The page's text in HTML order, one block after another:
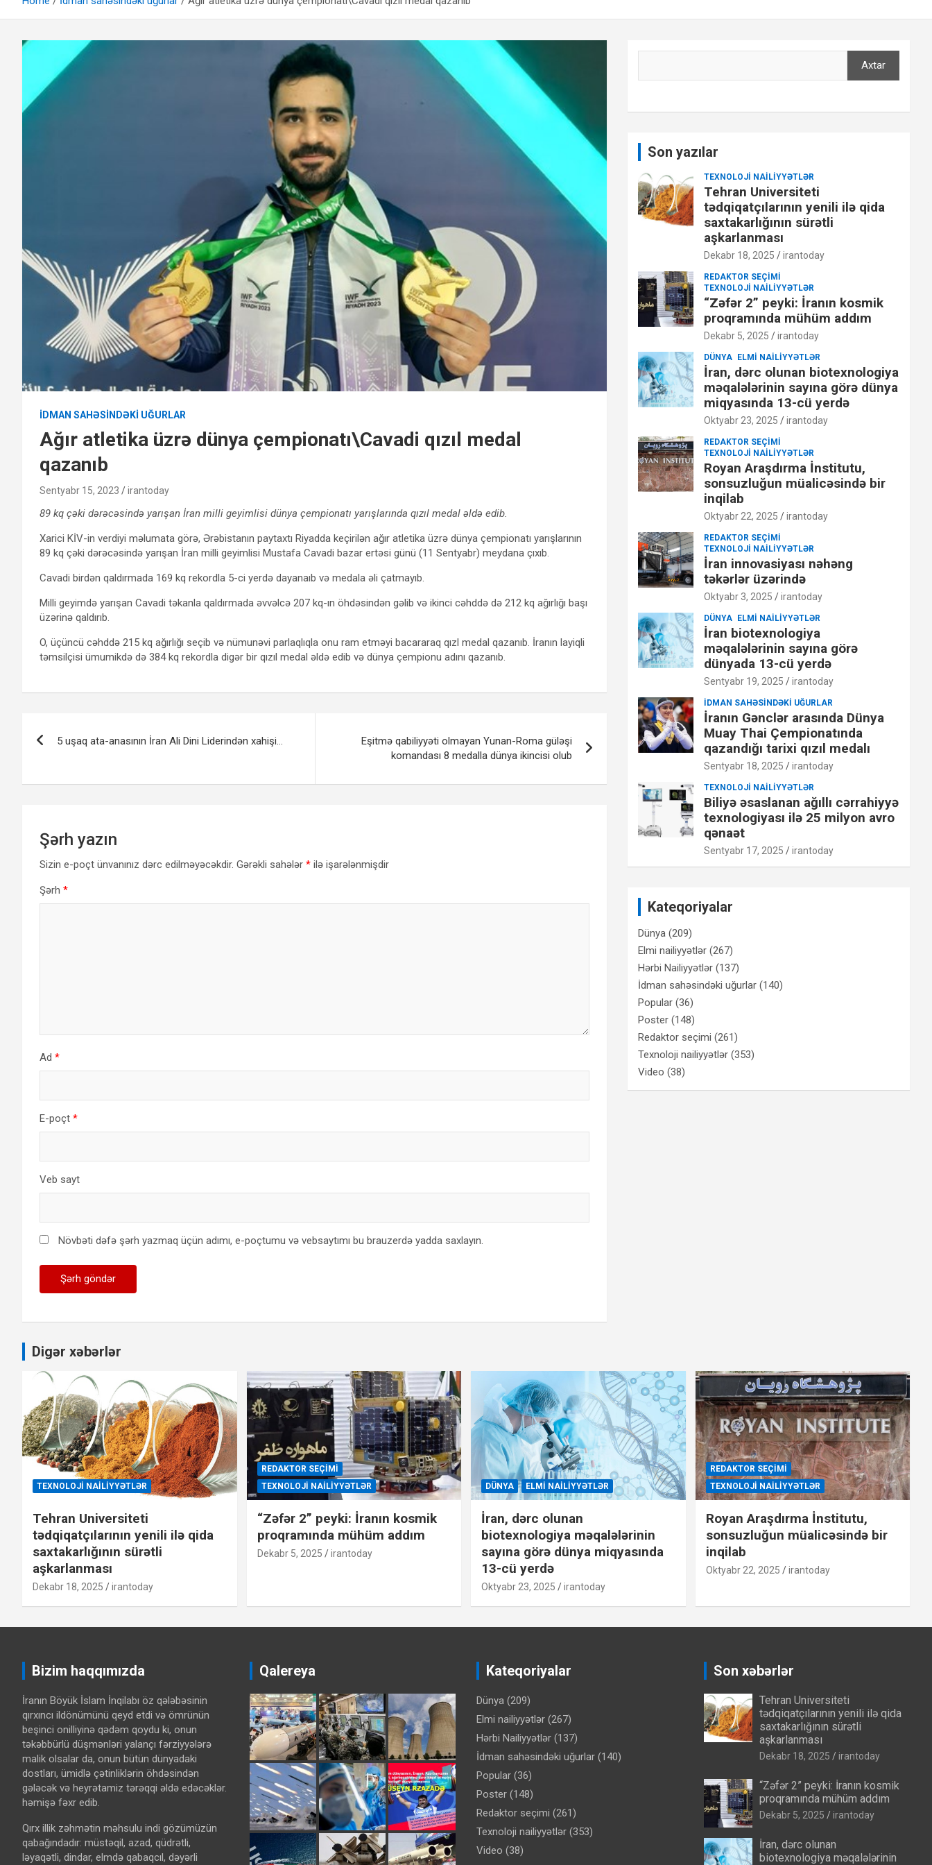
İDMAN SAHƏSINDƏKI UĞURLAR
Ağır atletika üzrə dünya çempionatı\Cavadi qızıl medal
qazanıb
Sentyabr 15, 2023 irantoday
89 kq çəki dərəcəsində yarışan İran milli geyimlisi dünya çempionatı yarışlarında qızıl medal əldə edib.
Xarici KİV-in verdiyi məlumata görə, Ərəbistanın paytaxtı Riyadda keçirilən ağır atletika üzrə dünya çempionatı yarışlarının
89 kq çəki dərəcəsində yarışan İran milli geyimlisi Mustafa Cavadi bazar ertəsi günü (11 Sentyabr) meydana çıxıb.
Cavadi birdən qaldırmada 169 kq rekordla 5-ci yerdə dayanaıb və medala əli çatmayıb.
Milli geyimdə yarışan Cavadi təkanla qaldırmada əvvəlcə 207 kq-ın öhdəsindən gəlib və ikinci cəhddə də 212 kq ağırlığı başı
üzərinə qaldırıb.
O, üçüncü cəhddə 215 kq ağırlığı seçib və nümunəvi parlaqlıqla onu ram etməyi bacararaq qızl medal qazanıb. İranın layiqli
təmsilçisi ümumikdə də 384 kq rekordla digər bir qızıl medal əldə edib və dünya çempionu adını qazanıb.
naviqasiyası
5 uşaq ata-anasının İran Ali Dini Liderindən xahişi…
Eşitmə qabiliyyəti olmayan Yunan-Roma güləşi
komandası 8 medalla dünya ikincisi olub
Şərh yazın
Sizin e-poçt ünvanınız dərc edilməyəcəkdir. Gərəkli sahələr * ilə işarələnmişdir
Şərh *
Ad *
E-poçt *
Veb sayt
Növbəti dəfə şərh yazmaq üçün adımı, e-poçtumu və vebsaytımı bu brauzerdə yadda saxlayın.
Axtar
Son yazılar
TEXNOLOJI NAILIYYƏTLƏR
Tehran Universiteti
tədqiqatçılarının yenili ilə qida
saxtakarlığının sürətli
aşkarlanması
Dekabr 18, 2025 irantoday
REDAKTOR SEÇIMI
TEXNOLOJI NAILIYYƏTLƏR
“Zəfər 2” peyki: İranın kosmik
proqramında mühüm addım
Dekabr 5, 2025 irantoday
DÜNYA ELMI NAILIYYƏTLƏR
İran, dərc olunan biotexnologiya
məqalələrinin sayına görə dünya
miqyasında 13-cü yerdə
Oktyabr 23, 2025 irantoday
REDAKTOR SEÇIMI
TEXNOLOJI NAILIYYƏTLƏR
Royan Araşdırma İnstitutu,
sonsuzluğun müalicəsində bir
inqilab
Oktyabr 22, 2025 irantoday
REDAKTOR SEÇIMI
TEXNOLOJI NAILIYYƏTLƏR
İran innovasiyası nəhəng
təkərlər üzərində
Oktyabr 3, 2025 irantoday
DÜNYA ELMI NAILIYYƏTLƏR
İran biotexnologiya
məqalələrinin sayına görə
dünyada 13-cü yerdə
Sentyabr 19, 2025 irantoday
İDMAN SAHƏSINDƏKI UĞURLAR
İranın Gənclər arasında Dünya
Muay Thai Çempionatında
qazandığı tarixi qızıl medalı
Sentyabr 18, 2025 irantoday
TEXNOLOJI NAILIYYƏTLƏR
Biliyə əsaslanan ağıllı cərrahiyyə
texnologiyası ilə 25 milyon avro
qənaət
Sentyabr 17, 2025 irantoday
Kateqoriyalar
Dünya (209)
Elmi nailiyyətlər (267)
Hərbi Nailiyyətlər (137)
İdman sahəsindəki uğurlar (140)
Popular (36)
Poster (148)
Redaktor seçimi (261)
Texnoloji nailiyyətlər (353)
Video (38)
Digər xəbərlər
TEXNOLOJI NAILIYYƏTLƏR
Tehran Universiteti
tədqiqatçılarının yenili ilə qida
saxtakarlığının sürətli
aşkarlanması
Dekabr 18, 2025 irantoday
REDAKTOR SEÇIMI
TEXNOLOJI NAILIYYƏTLƏR
“Zəfər 2” peyki: İranın kosmik
proqramında mühüm addım
Dekabr 5, 2025 irantoday
DÜNYA ELMI NAILIYYƏTLƏR
İran, dərc olunan
biotexnologiya məqalələrinin
sayına görə dünya miqyasında
13-cü yerdə
Oktyabr 23, 2025 irantoday
REDAKTOR SEÇIMI
TEXNOLOJI NAILIYYƏTLƏR
Royan Araşdırma İnstitutu,
sonsuzluğun müalicəsində bir
inqilab
Oktyabr 22, 2025 irantoday
Bizim haqqımızda
İranın Böyük İslam İnqilabı öz qələbəsinin
qırxıncı ildönümünü qeyd etdi və ömrünün
beşinci onilliyinə qədəm qoydu ki, onun
təkəbbürlü düşmənləri yalançı fərziyyələrə
malik olsalar da, onun bütün dünyadaki
dostları, ümidlə çətinliklərin öhdəsindən
gələcək və heyrətamiz tərəqqi əldə edəcəklər.
həmişə fəxr edib.
Qırx illik zəhmətin məhsulu indi gözümüzün
qabağındadır: müstəqil, azad, qüdrətli,
ləyaqətli, dindar, elmdə qabaqcıl, dəyərli
Qalereya Kateqoriyalar
Dünya (209)
Elmi nailiyyətlər (267)
Hərbi Nailiyyətlər (137)
İdman sahəsindəki uğurlar (140)
Popular (36)
Poster (148)
Redaktor seçimi (261)
Texnoloji nailiyyətlər (353)
Video (38)
Son xəbərlər
Tehran Universiteti
tədqiqatçılarının yenili ilə qida
saxtakarlığının sürətli
aşkarlanması
Dekabr 18, 2025 irantoday
“Zəfər 2” peyki: İranın kosmik
proqramında mühüm addım
Dekabr 5, 2025 irantoday
İran, dərc olunan
biotexnologiya məqalələrinin